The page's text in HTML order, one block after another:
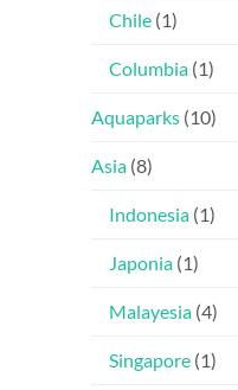
Chile (1)
Columbia (1)
Aquaparks (10)
Asia (8)
Indonesia (1)
Japonia (1)
Malayesia (4)
Singapore (1)